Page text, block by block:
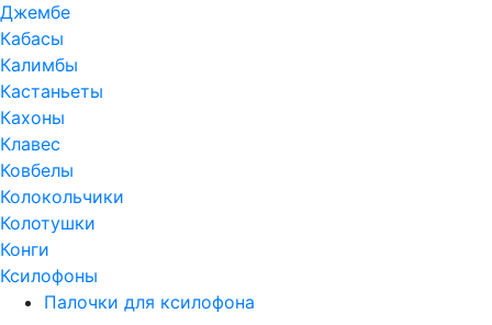
Джембе
Кабасы
Калимбы
Кастаньеты
Кахоны
Клавес
Ковбелы
Колокольчики
Колотушки
Конги
Ксилофоны
Палочки для ксилофона